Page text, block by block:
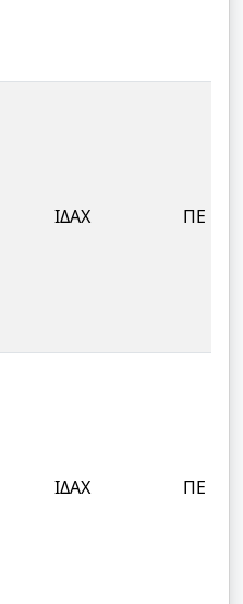
ΙΔΑΧ ΠΕ
ΙΔΑΧ ΠΕ